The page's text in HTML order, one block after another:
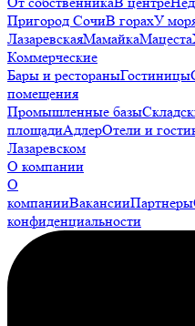
Пригород СочиВ горахУ
ЛазаревскаяМамайкаМацеста
Коммерческие
Бары и рестораныГостиницы
помещения
Промышленные базы
площадиАдлерОтели и
Лазаревском
О компании
О
компанииВакансииПартнеры
конфиденциальности